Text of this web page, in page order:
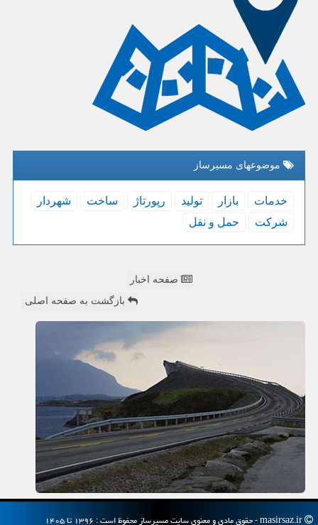
موضوعهای مسیرساز
خدمات بازار تولید رپورتاژ ساخت
شهردار
شركت
حمل و نقل
صفحه اخبار
بازگشت به صفحه اصلی